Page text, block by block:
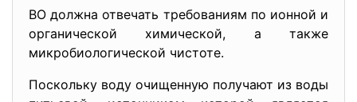
ВО должна отвечать требованиям по ионной и
органической химической, а также
микробиологической чистоте.
Поскольку воду очищенную получают из воды